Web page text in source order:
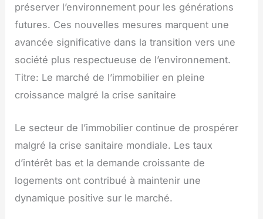
préserver l’environnement pour les générations
futures. Ces nouvelles mesures marquent une
avancée significative dans la transition vers une
société plus respectueuse de l’environnement.
Titre: Le marché de l’immobilier en pleine
croissance malgré la crise sanitaire
Le secteur de l’immobilier continue de prospérer
malgré la crise sanitaire mondiale. Les taux
d’intérêt bas et la demande croissante de
logements ont contribué à maintenir une
dynamique positive sur le marché.